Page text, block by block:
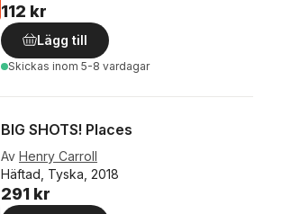
112 kr
Lägg till
Skickas inom 5-8 vardagar
BIG SHOTS! Places
Av Henry Carroll
Häftad, Tyska, 2018
291 kr